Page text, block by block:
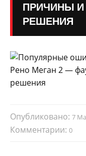
ПРИЧИНЫ
РЕШЕНИЯ
Опубликовано: 7
Комментарии: 0